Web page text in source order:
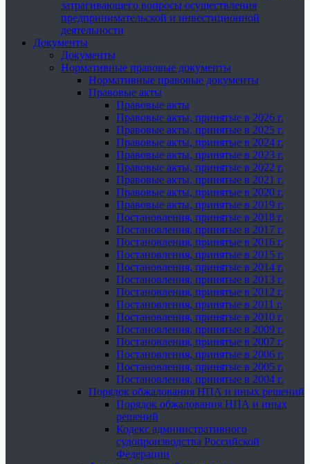
затрагивающего вопросы осуществления
предпринимательской и инвестиционной
деятельности
Документы
Документы
Нормативные правовые документы
Нормативные правовые документы
Правовые акты
Правовые акты
Правовые акты, принятые в 2026 г.
Правовые акты, принятые в 2025 г.
Правовые акты, принятые в 2024 г.
Правовые акты, принятые в 2023 г.
Правовые акты, принятые в 2022 г.
Правовые акты, принятые в 2021 г.
Правовые акты, принятые в 2020 г.
Правовые акты, принятые в 2019 г.
Постановления, принятые в 2018 г.
Постановления, принятые в 2017 г.
Постановления, принятые в 2016 г.
Постановления, принятые в 2015 г.
Постановления, принятые в 2014 г.
Постановления, принятые в 2013 г.
Постановления, принятые в 2012 г.
Постановления, принятые в 2011 г.
Постановления, принятые в 2010 г.
Постановления, принятые в 2009 г.
Постановления, принятые в 2007 г.
Постановления, принятые в 2006 г.
Постановления, принятые в 2005 г.
Постановления, принятые в 2004 г.
Порядок обжалования НПА и иных решений
Порядок обжалования НПА и иных
решений
Кодекс административного
судопроизводства Российской
Федерации